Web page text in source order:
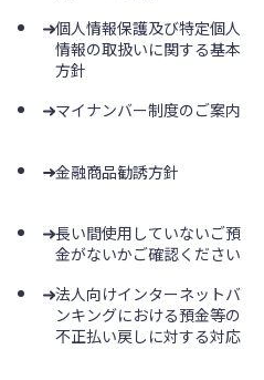
個人情報保護及び特定個人
情報の取扱いに関する基本
方針
マイナンバー制度のご案内
金融商品勧誘方針
長い間使用していないご預
金がないかご確認ください
法人向けインターネットバ
ンキングにおける預金等の
不正払い戻しに対する対応